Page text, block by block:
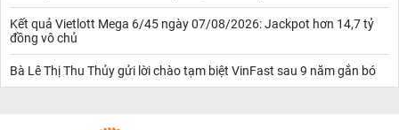
Kết quả Vietlott Mega 6/45 ngày 07/08/2026: Jackpot hơn 14,7 tỷ
đồng vô chủ
Bà Lê Thị Thu Thủy gửi lời chào tạm biệt VinFast sau 9 năm gắn bó